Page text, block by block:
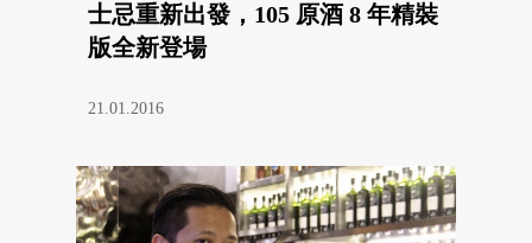
士忌重新出發，105 原酒 8 年精裝
版全新登場
21.01.2016